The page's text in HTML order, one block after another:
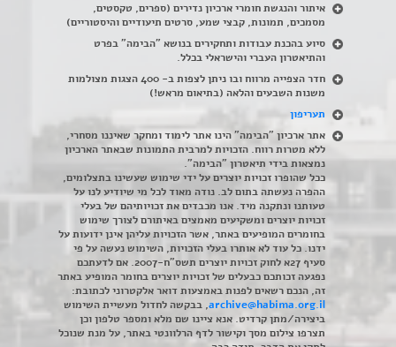
איתור והנגשת חומרי ארכיון נדירים (ספרים, טקסטים,
מסמכים, תמונות, קבצי שמע, סרטים תיעודיים והיסטוריים)
סיוע בהכנת עבודות ותחקירים בנושא "הבימה" בפרט
והתיאטרון העברי והישראלי בכלל.
חדר הצפייה מרווח ובו ניתן לצפות ב- 400 הצגות מצולמות
משנות השבעים והלאה (בתיאום מראש!)
תעריפון
אתר ארכיון "הבימה" הינו אתר לימוד ומחקר שאיננו מסחרי,
ללא מטרות רווח. הזכויות למרבית התמונות שבאתר הארכיון
נמצאות בידי תיאטרון "הבימה".
ככל שהופרו זכויות יוצרים על ידי שימוש שעשינו בתצלומים,
ההפרה נעשתה בתום לב. נודה מאוד לכל מי שיודיע לנו על
טעותנו ונתקנה מיד. אנו מכבדים את זכויותיהם של בעלי
זכויות יוצרים ומשקיעים מאמצים באיתורם לצורך שימוש
בחומרים המופיעים באתר, אשר הזכויות עליהן אינן ידועות על
ידנו. כל עוד לא אותרו בעלי הזכויות, השימוש נעשה על פי
סעיף 27א לחוק זכויות יוצרים תשס"ח-2007. אם לדעתכם
נפגעה זכותכם כבעלים של זכויות יוצרים בחומר המופיע באתר
זה, הנכם רשאים לפנות באמצעות דואר אלקטרוני לכתובת:
archive@habima.org.il, בבקשה לחדול מעשיית השימוש
ביצירה/מתן קרדיט. אנא ציינו שם מלא ומספר טלפון וכן
תצרפו צילום מסך וקישור לדף הרלוונטי באתר, על מנת שנוכל